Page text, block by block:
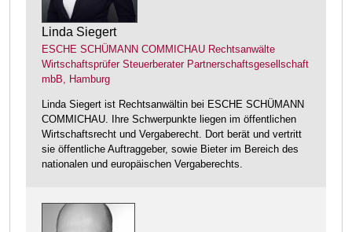
Linda Siegert
ESCHE SCHÜMANN COMMICHAU Rechtsanwälte
Wirtschaftsprüfer Steuerberater Partnerschaftsgesellschaft
mbB, Hamburg
Linda Siegert ist Rechtsanwältin bei ESCHE SCHÜMANN
COMMICHAU. Ihre Schwerpunkte liegen im öffentlichen
Wirtschaftsrecht und Vergaberecht. Dort berät und vertritt
sie öffentliche Auftraggeber, sowie Bieter im Bereich des
nationalen und europäischen Vergaberechts.